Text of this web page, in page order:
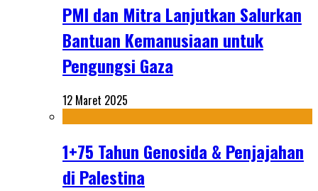
PMI dan Mitra Lanjutkan Salurkan
Bantuan Kemanusiaan untuk
Pengungsi Gaza
12 Maret 2025
1+75 Tahun Genosida & Penjajahan
di Palestina